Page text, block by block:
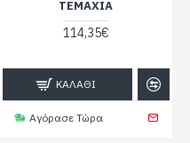
ΤΕΜΆΧΙΑ
114,35€
ΚΑΛΆΘΙ
Αγόρασε Τώρα